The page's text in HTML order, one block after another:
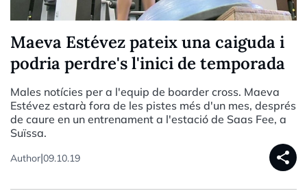
Maeva Estévez pateix una caiguda i
podria perdre's l'inici de temporada
Males notícies per a l'equip de boarder cross. Maeva
Estévez estarà fora de les pistes més d'un mes, després
de caure en un entrenament a l'estació de Saas Fee, a
Suïssa.
Author|09.10.19 share